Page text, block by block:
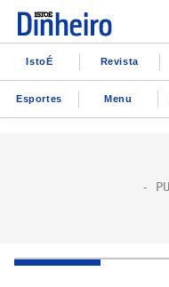
IstoÉ Revista
Esportes Menu